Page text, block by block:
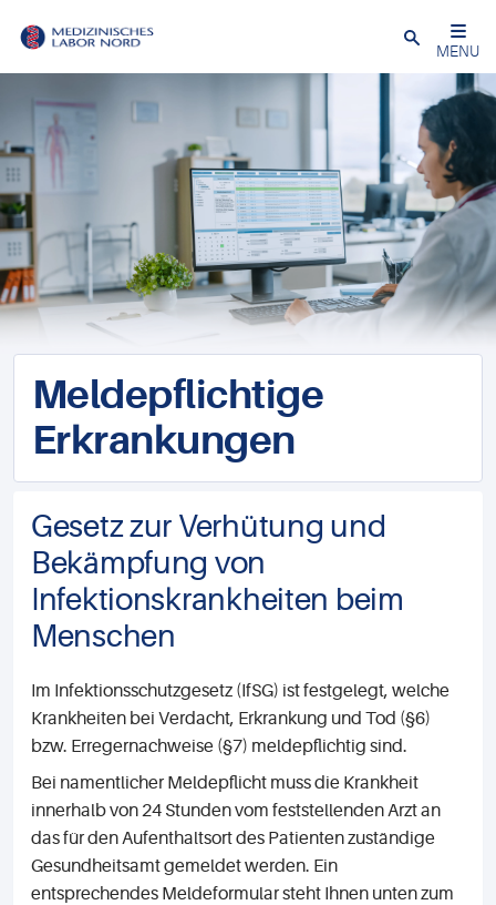
Schließen
MENU
Meldepflichtige
Erkrankungen
Gesetz zur Verhütung und
Bekämpfung von
Infektionskrankheiten beim
Menschen
Im Infektionsschutzgesetz (IfSG) ist festgelegt, welche
Krankheiten bei Verdacht, Erkrankung und Tod (§6)
bzw. Erregernachweise (§7) meldepflichtig sind.
Bei namentlicher Meldepflicht muss die Krankheit
innerhalb von 24 Stunden vom feststellenden Arzt an
das für den Aufenthaltsort des Patienten zuständige
Gesundheitsamt gemeldet werden. Ein
entsprechendes Meldeformular steht Ihnen unten zum